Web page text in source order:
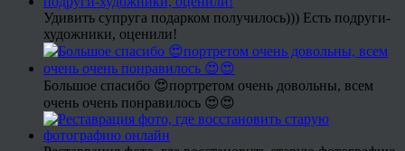
Удивить супруга подарком получилось))) Есть подруги-
художники, оценили!
Большое спасибо 😍портретом очень довольны, всем
очень очень понравилось 😍😍